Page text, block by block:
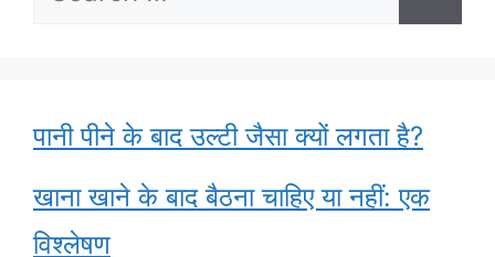
पानी पीने के बाद उल्टी जैसा क्यों लगता है?
खाना खाने के बाद बैठना चाहिए या नहीं: एक
विश्लेषण